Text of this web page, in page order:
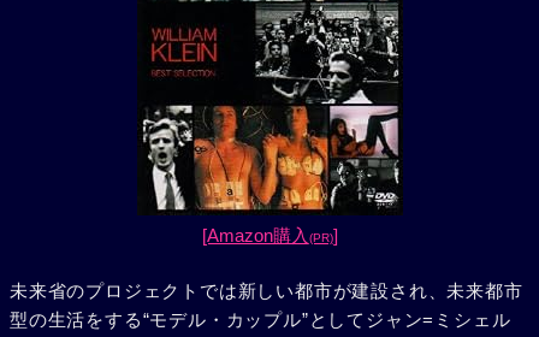
[Amazon購入 (PR)]
未来省のプロジェクトでは新しい都市が建設され、未来都市
型の生活をする“モデル・カップル”としてジャン=ミシェル